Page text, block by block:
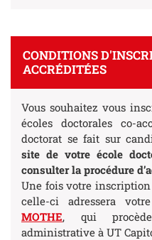
CONDITIONS
ACCRÉDITÉES
Vous souhaitez vous
écoles doctorales co-
doctorat se fait sur
site de votre école
consulter la procédure
Une fois votre inscription
celle-ci adressera
MOTHE, qui
administrative à UT